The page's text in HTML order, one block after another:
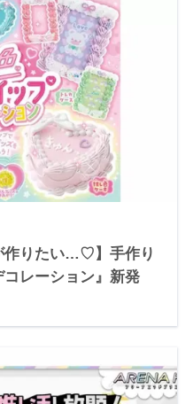
作りたい…♡】手作り
レーション』新発